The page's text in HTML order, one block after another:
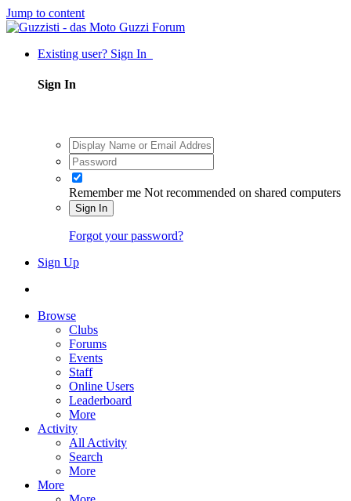
Jump to content
Existing user? Sign In
Sign In
Remember me Not recommended on shared computers
Sign In
Forgot your password?
Sign Up
Browse
Clubs
Forums
Events
Staff
Online Users
Leaderboard
More
Activity
All Activity
Search
More
More